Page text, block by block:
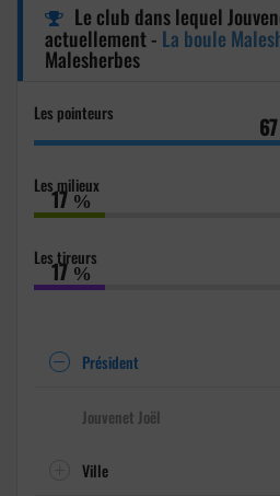
Le club dans lequel
actuellement - La boule
Malesherbes
Les pointeurs
67
Les milieux
17 %
Les tireurs
17 %
Président
Jouvenet Joël
Ville